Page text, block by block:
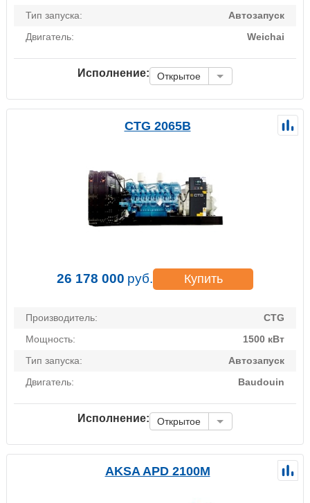
Тип запуска:
Автозапуск
Двигатель:
Weichai
Исполнение: Открытое
CTG 2065B
26 178 000 руб. Купить
Производитель:
CTG
Мощность:
1500 кВт
Тип запуска:
Автозапуск
Двигатель:
Baudouin
Исполнение: Открытое
AKSA APD 2100M